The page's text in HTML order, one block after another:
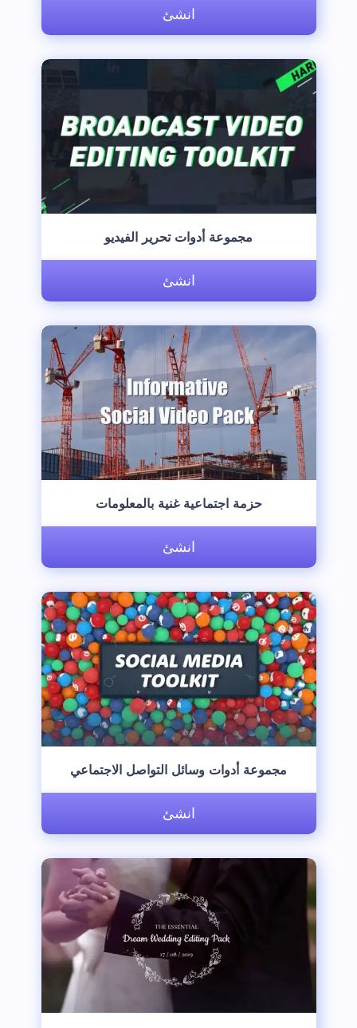
‫مجموعة أدوات تحرير الفيديو‬
‫حزمة اجتماعية غنية بالمعلومات‬
‫مجموعة أدوات وسائل التواصل الاجتماعي‬